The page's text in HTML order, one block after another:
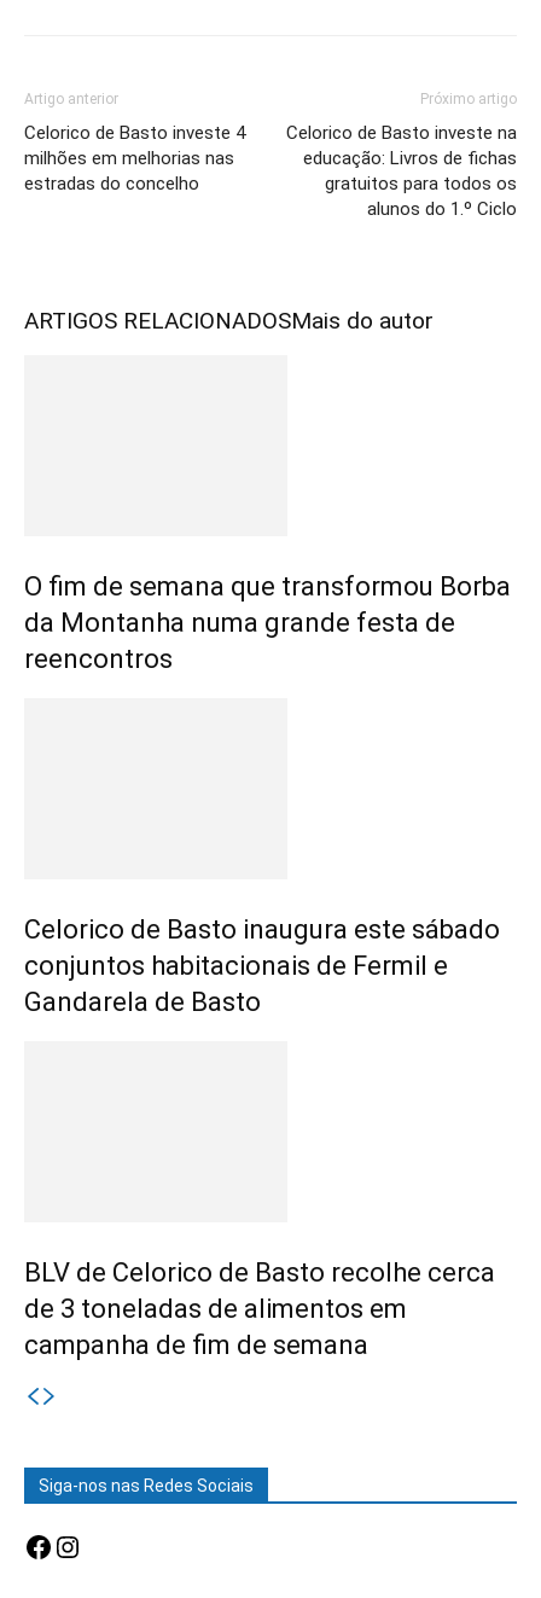
Artigo anterior
Celorico de Basto investe 4
milhões em melhorias nas
estradas do concelho
Próximo artigo
Celorico de Basto investe na
educação: Livros de fichas
gratuitos para todos os
alunos do 1.º Ciclo
ARTIGOS RELACIONADOSMais do autor
O fim de semana que transformou Borba
da Montanha numa grande festa de
reencontros
Celorico de Basto inaugura este sábado
conjuntos habitacionais de Fermil e
Gandarela de Basto
BLV de Celorico de Basto recolhe cerca
de 3 toneladas de alimentos em
campanha de fim de semana
Siga-nos nas Redes Sociais
Facebook
Instagram